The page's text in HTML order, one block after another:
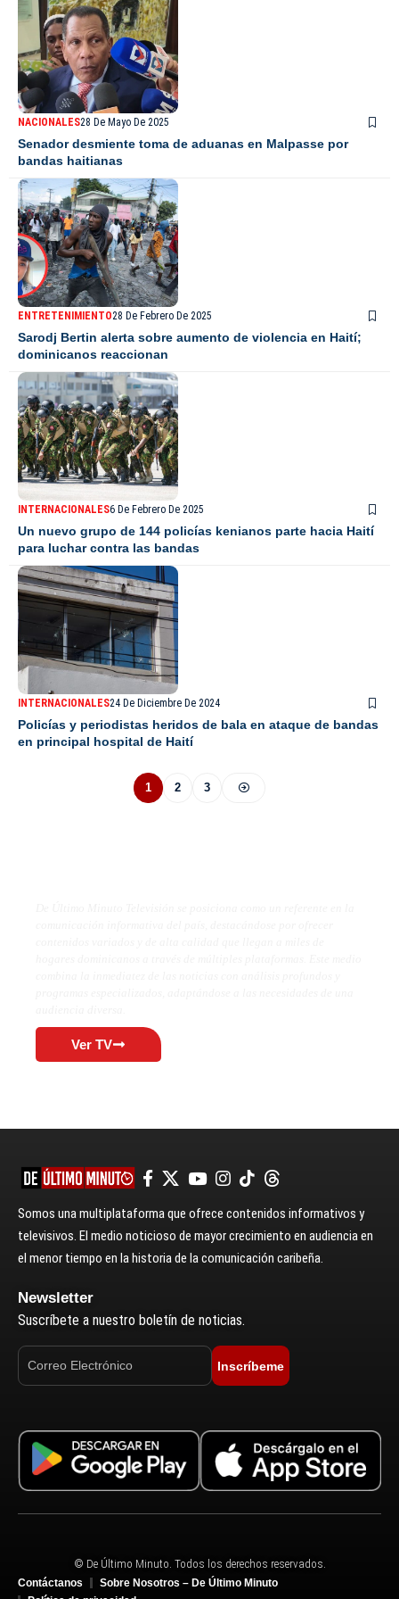
NACIONALES28 De Mayo De 2025
Senador desmiente toma de aduanas en Malpasse por
bandas haitianas
ENTRETENIMIENTO28 De Febrero De 2025
Sarodj Bertin alerta sobre aumento de violencia en Haití;
dominicanos reaccionan
INTERNACIONALES6 De Febrero De 2025
Un nuevo grupo de 144 policías kenianos parte hacia Haití
para luchar contra las bandas
INTERNACIONALES24 De Diciembre De 2024
Policías y periodistas heridos de bala en ataque de bandas
en principal hospital de Haití
1 2 3
Ver TV
Somos una multiplataforma que ofrece contenidos informativos y
televisivos. El medio noticioso de mayor crecimiento en audiencia en
el menor tiempo en la historia de la comunicación caribeña.
Newsletter
Suscríbete a nuestro boletín de noticias.
Inscríbeme
© De Último Minuto. Todos los derechos reservados.
Contáctanos
Sobre Nosotros – De Último Minuto